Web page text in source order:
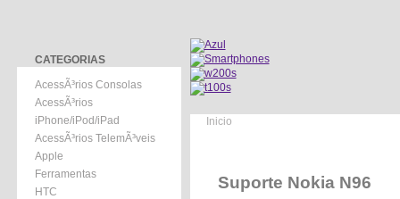
CATEGORIAS
AcessÃ³rios Consolas
AcessÃ³rios
iPhone/iPod/iPad
AcessÃ³rios TelemÃ³veis
Apple
Ferramentas
HTC
Inicio
Suporte Nokia N96